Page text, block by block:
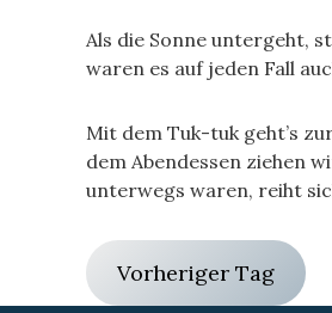
Als die Sonne untergeht,
waren es auf jeden Fall
Mit dem Tuk-tuk geht’s
dem Abendessen ziehen
unterwegs waren, reiht
Vorheriger Tag